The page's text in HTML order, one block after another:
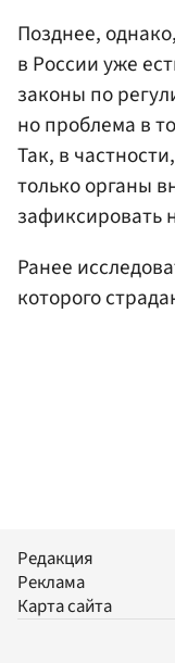
Позднее,
в России уже
законы по
но проблема в
Так, в
только органы
зафиксировать
Ранее
которого
Редакция
Реклама
Карта сайта